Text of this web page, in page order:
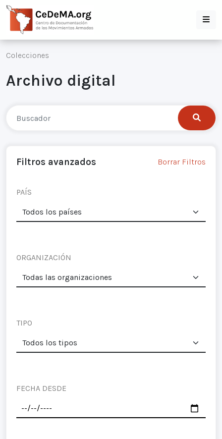
Colecciones
Archivo digital
Filtros avanzados Borrar Filtros
PAÍS
ORGANIZACIÓN
TIPO
FECHA DESDE